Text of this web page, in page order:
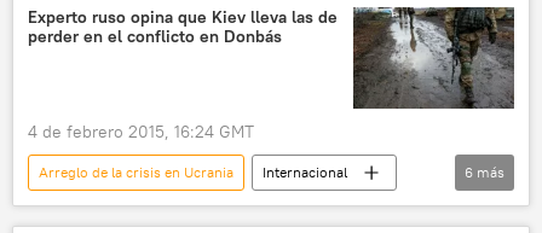
Ucrania
Estonia
Alemania
Angela Merkel
OTAN
noticias
Experto ruso opina que Kiev lleva las de
perder en el conflicto en Donbás
4 de febrero 2015, 16:24 GMT
Arreglo de la crisis en Ucrania
Internacional
Ucrania
Donbás
Kiev
6 más